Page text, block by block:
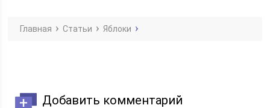
Главная Статьи Яблоки
Добавить комментарий